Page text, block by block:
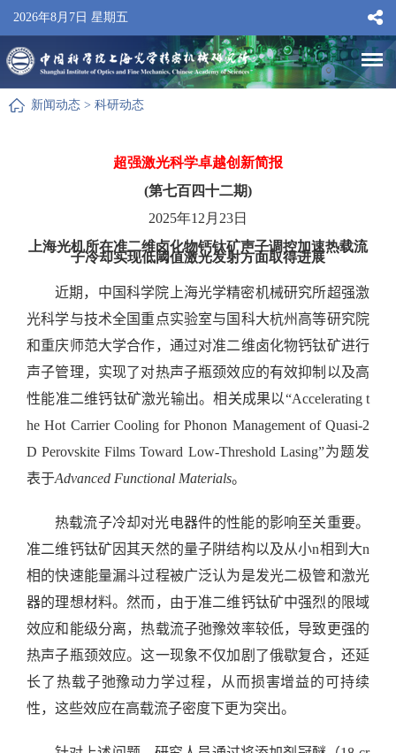
2026年8月7日 星期五
新闻动态 > 科研动态
超强激光科学卓越创新简报
(第七百四十二期)
2025年12月23日
上海光机所在准二维卤化物钙钛矿声子调控加速热载流
子冷却实现低阈值激光发射方面取得进展
近期，中国科学院上海光学精密机械研究所超强激
光科学与技术全国重点实验室与国科大杭州高等研究院
和重庆师范大学合作，通过对准二维卤化物钙钛矿进行
声子管理，实现了对热声子瓶颈效应的有效抑制以及高
性能准二维钙钛矿激光输出。相关成果以“Accelerating t
he Hot Carrier Cooling for Phonon Management of Quasi-2
D Perovskite Films Toward Low-Threshold Lasing”为题发
表于Advanced Functional Materials。
热载流子冷却对光电器件的性能的影响至关重要。
准二维钙钛矿因其天然的量子阱结构以及从小n相到大n
相的快速能量漏斗过程被广泛认为是发光二极管和激光
器的理想材料。然而，由于准二维钙钛矿中强烈的限域
效应和能级分离，热载流子弛豫效率较低，导致更强的
热声子瓶颈效应。这一现象不仅加剧了俄歇复合，还延
长了热载子弛豫动力学过程，从而损害增益的可持续
性，这些效应在高载流子密度下更为突出。